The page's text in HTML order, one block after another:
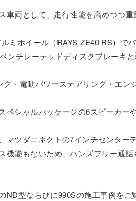
車両として、走行性能を高めつつ
ミホイール（RAYS ZE40 RS）で
ンチレーテッドディスクブレーキ
・電動パワーステアリング・エン
ペシャルパッケージの6スピーカ
マツダコネクトの7インチセンタ
機能もないため、ハンズフリー通話
ND型ならびに990Sの施工事例をご